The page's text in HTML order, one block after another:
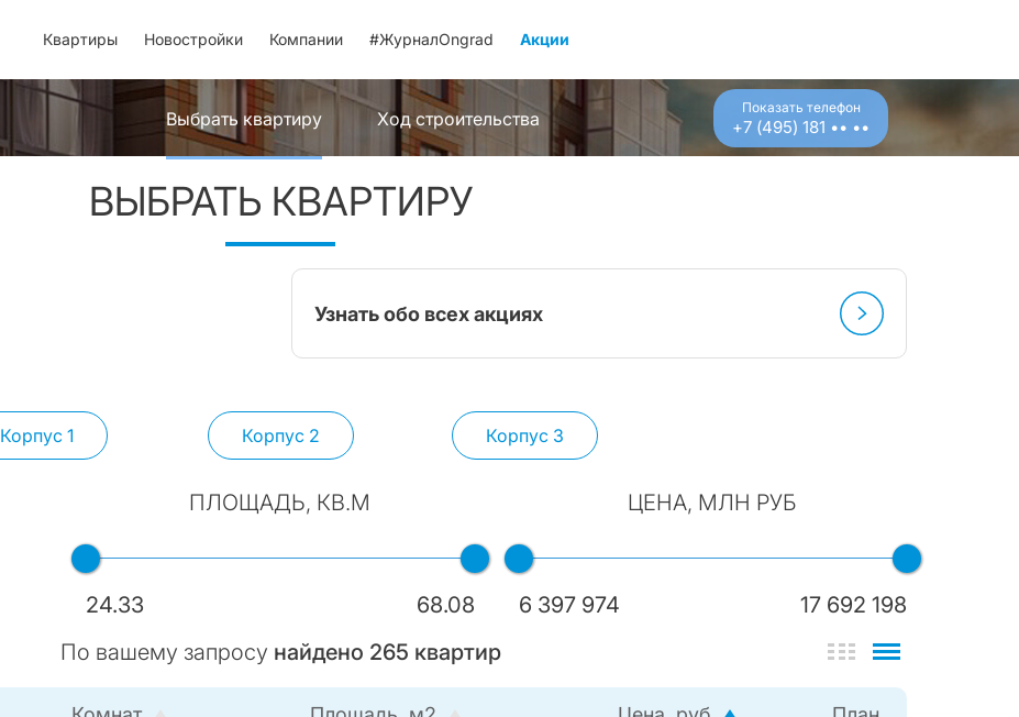
Квартиры Новостройки Компании #ЖурналOngrad Акции
Выбрать квартиру Ход строительства Показать телефон
+7 (495) 181 •• ••
ВЫБРАТЬ КВАРТИРУ
Узнать обо всех акциях
Корпус 1 Корпус 2 Корпус 3
ПЛОЩАДЬ, КВ.М
24.33 68.08
ЦЕНА, МЛН РУБ
6 397 974
17 692 198
По вашему запросу найдено 265 квартир